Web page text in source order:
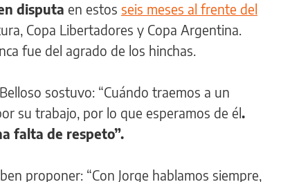
disputa en estos seis meses al frente del
Copa Libertadores y Copa Argentina.
fue del agrado de los hinchas.
sostuvo: “Cuándo traemos a un
su trabajo, por lo que esperamos de él.
falta de respeto”.
proponer: “Con Jorge hablamos siempre,